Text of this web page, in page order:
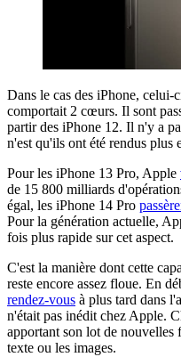
Dans le cas des iPhone, celui-
comportait 2 cœurs. Il sont
partir des iPhone 12. Il n'y a
n'est qu'ils ont été rendus plus
Pour les iPhone 13 Pro, Apple
de 15 800 milliards
égal, les iPhone 14 Pro
Pour la génération actuelle,
fois plus rapide sur cet aspect.
C'est la manière dont cette
reste encore assez floue. En
rendez-vous à plus tard dans
n'était pas inédit chez Apple.
apportant son lot de
texte ou les images.